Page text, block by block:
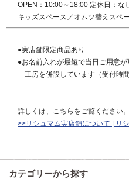
OPEN：10:00～18:00 定休日：な
キッズスペース／オムツ替えスペ
●実店舗限定商品あり
●お名前入れが最短で当日ご用意が
工房を併設しています（受付時間
詳しくは、こちらをご覧ください。
>>リシュマム実店舗について | リ
カテゴリーから探す